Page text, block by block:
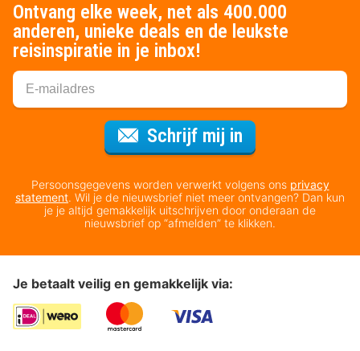
Ontvang elke week, net als 400.000
anderen, unieke deals en de leukste
reisinspiratie in je inbox!
Schrijf mij in
Persoonsgegevens worden verwerkt volgens ons privacy
statement. Wil je de nieuwsbrief niet meer ontvangen? Dan kun
je je altijd gemakkelijk uitschrijven door onderaan de
nieuwsbrief op “afmelden” te klikken.
Je betaalt veilig en gemakkelijk via: